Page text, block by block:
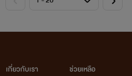
เกี่ยวกับเรา
ช่วยเหลือ